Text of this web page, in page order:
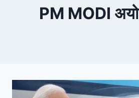
PM MODI